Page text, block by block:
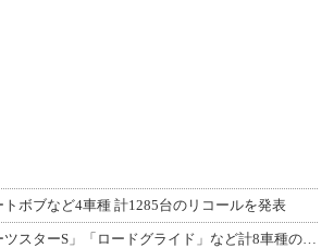
トボブなど4車種 計1285台のリコールを発表
【ハーレー】「スポーツスターS」「ロードグライド」など計8車種のリコールを発表